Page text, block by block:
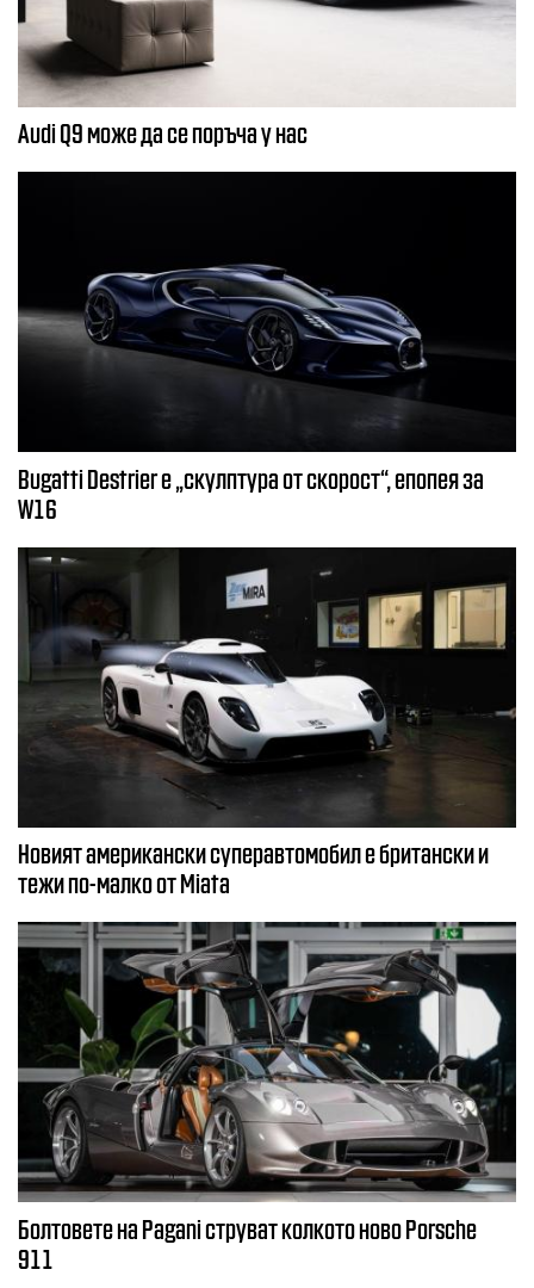
Audi Q9 може да се поръча у нас
Bugatti Destrier е „скулптура от скорост“, епопея за
W16
Новият американски суперавтомобил е британски и
тежи по-малко от Miata
Болтовете на Pagani струват колкото ново Porsche
911